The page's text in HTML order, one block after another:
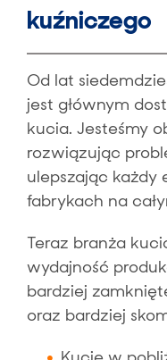
kuźniczego
Od lat
jest głównym
kucia. Jesteśmy
rozwiązując
ulepszając każdy
fabrykach na
Teraz branża
wydajność
bardziej
oraz bardziej